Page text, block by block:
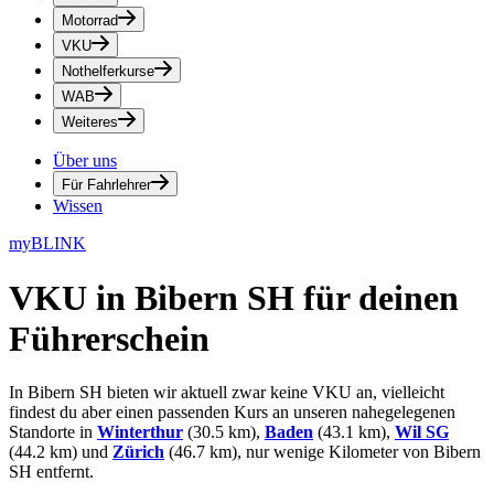
Motorrad
VKU
Nothelferkurse
WAB
Weiteres
Über uns
Für Fahrlehrer
Wissen
myBLINK
VKU in Bibern SH für deinen
Führerschein
In Bibern SH bieten wir aktuell zwar keine VKU an, vielleicht
findest du aber einen passenden Kurs an unseren nahegelegenen
Standorte in Winterthur (30.5 km), Baden (43.1 km), Wil SG
(44.2 km) und Zürich (46.7 km), nur wenige Kilometer von Bibern
SH entfernt.